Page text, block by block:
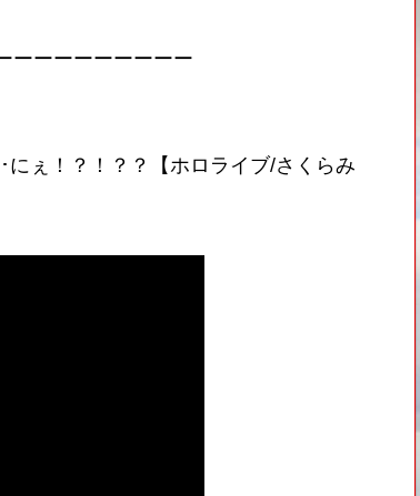
ーーーーーーーーー
にぇ！？！？？【ホロライブ/さくらみ